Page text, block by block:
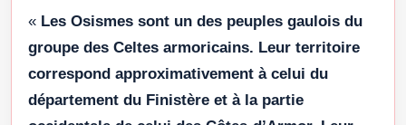
« Les Osismes sont un des peuples gaulois du
groupe des Celtes armoricains. Leur territoire
correspond approximativement à celui du
département du Finistère et à la partie